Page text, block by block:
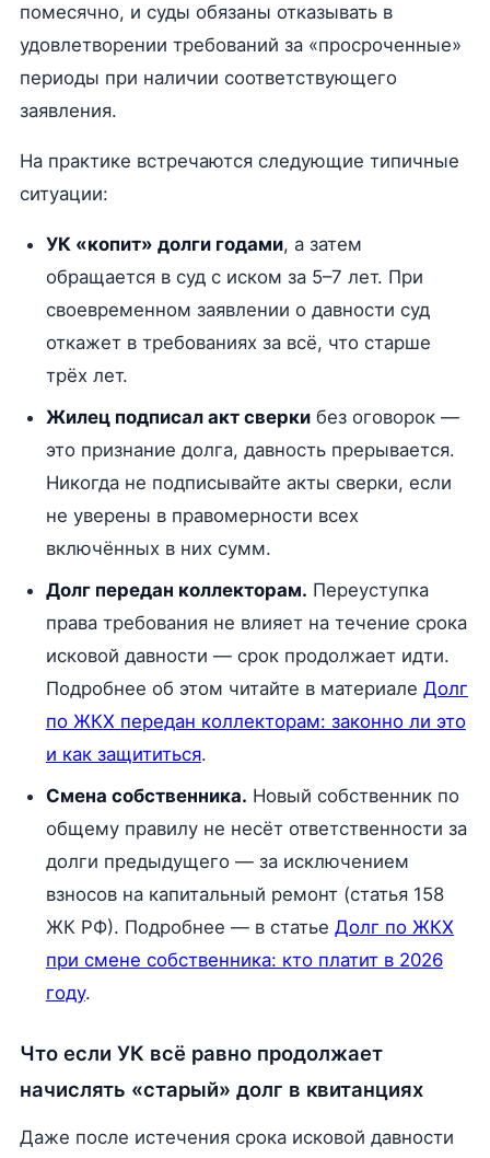
помесячно, и суды обязаны отказывать в
удовлетворении требований за «просроченные»
периоды при наличии соответствующего
заявления.
На практике встречаются следующие типичные
ситуации:
УК «копит» долги годами, а затем
обращается в суд с иском за 5–7 лет. При
своевременном заявлении о давности суд
откажет в требованиях за всё, что старше
трёх лет.
Жилец подписал акт сверкибез оговорок —
это признание долга, давность прерывается.
Никогда не подписывайте акты сверки, если
не уверены в правомерности всех
включённых в них сумм.
Долг передан коллекторам. Переуступка
права требования не влияет на течение срока
исковой давности — срок продолжает идти.
Подробнее об этом читайте в материале Долг
по ЖКХ передан коллекторам: законно ли это
и как защититься.
Смена собственника. Новый собственник по
общему правилу не несёт ответственности за
долги предыдущего — за исключением
взносов на капитальный ремонт (статья 158
ЖК РФ). Подробнее — в статье Долг по ЖКХ
при смене собственника: кто платит в 2026
году.
Что если УК всё равно продолжает
начислять «старый» долг в квитанциях
Даже после истечения срока исковой давности